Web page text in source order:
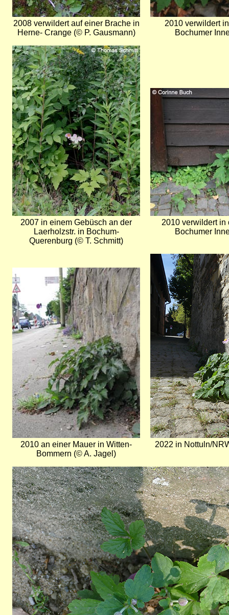
2008 verwildert auf einer Brache in
Herne- Crange (© P. Gausmann)
2010 verwildert
Bochumer
Bild
2007 in einem Gebüsch an der
Laerholzstr. in Bochum-
Querenburg (© T. Schmitt)
Bild
2010 verwildert in
Bochumer
Bild
2010 an einer Mauer in Witten-
Bommern (© A. Jagel)
Bild
2022 in Nottuln/
Bild